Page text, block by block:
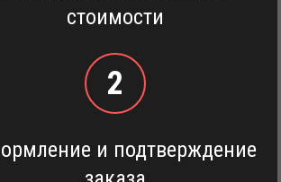
стоимости
2
и подтверждение